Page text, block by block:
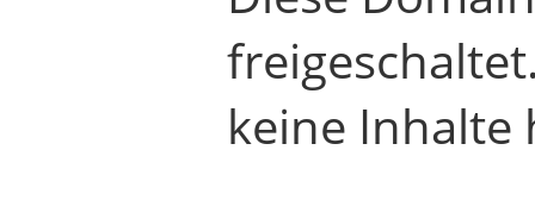
keine Inhalte